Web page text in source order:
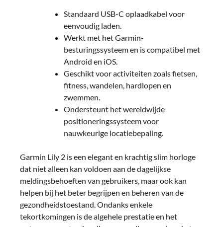
Standaard USB-C oplaadkabel voor
eenvoudig laden.
Werkt met het Garmin-
besturingssysteem en is compatibel met
Android en iOS.
Geschikt voor activiteiten zoals fietsen,
fitness, wandelen, hardlopen en
zwemmen.
Ondersteunt het wereldwijde
positioneringssysteem voor
nauwkeurige locatiebepaling.
Garmin Lily 2 is een elegant en krachtig slim horloge
dat niet alleen kan voldoen aan de dagelijkse
meldingsbehoeften van gebruikers, maar ook kan
helpen bij het beter begrijpen en beheren van de
gezondheidstoestand. Ondanks enkele
tekortkomingen is de algehele prestatie en het